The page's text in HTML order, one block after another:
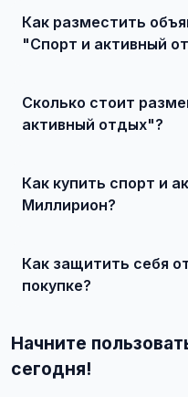
Как разместить
"Спорт и активный
и активный отдых",
Первые объявления —
Сколько стоит
активный отдых"?
доступно платное
Как купить спорт и
Миллирион?
встрече и совершите
Как защитить себя
покупке?
предоплату незнакомцам.
Начните
сегодня!